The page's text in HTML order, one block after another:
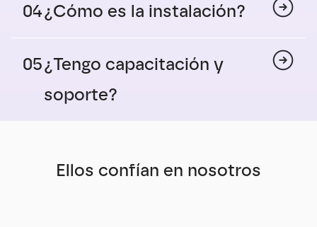
04¿Cómo es la instalación?
05¿Tengo capacitación y
soporte?
Ellos confían en nosotros